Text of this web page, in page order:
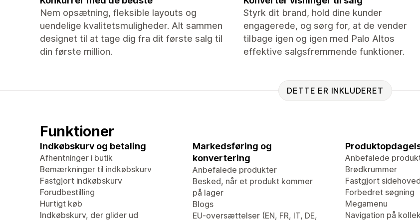
Nem opsætning, fleksible layouts og
uendelige kvalitetsmuligheder. Alt sammen
designet til at tage dig fra dit første salg til
din første million.
Styrk dit brand, hold dine kunder
engagerede, og sørg for, at de vender
tilbage igen og igen med Palo Altos
effektive salgsfremmende funktioner.
DETTE ER INKLUDERET
Funktioner
Indkøbskurv og betaling
Afhentninger i butik
Bemærkninger til indkøbskurv
Fastgjort indkøbskurv
Forudbestilling
Hurtigt køb
Indkøbskurv, der glider ud
Markedsføring og
konvertering
Anbefalede produkter
Besked, når et produkt kommer
på lager
Blogs
EU-oversættelser (EN, FR, IT, DE,
Anbefalede
Brødkrummer
Fastgjort sidehoved
Forbedret søgning
Megamenu
Navigation på